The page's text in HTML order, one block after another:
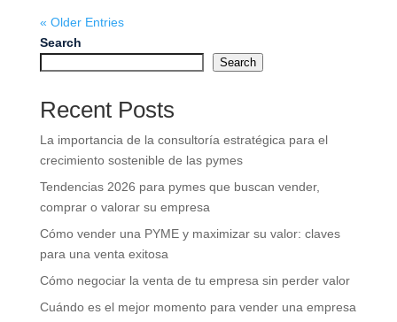
« Older Entries
Search
Search
Recent Posts
La importancia de la consultoría estratégica para el
crecimiento sostenible de las pymes
Tendencias 2026 para pymes que buscan vender,
comprar o valorar su empresa
Cómo vender una PYME y maximizar su valor: claves
para una venta exitosa
Cómo negociar la venta de tu empresa sin perder valor
Cuándo es el mejor momento para vender una empresa